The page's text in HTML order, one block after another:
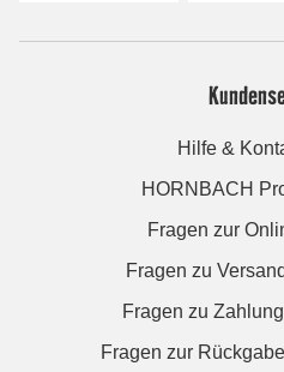
Hilfe &
HORNBACH
Fragen zur
Fragen zu
Fragen zu
Fragen zur